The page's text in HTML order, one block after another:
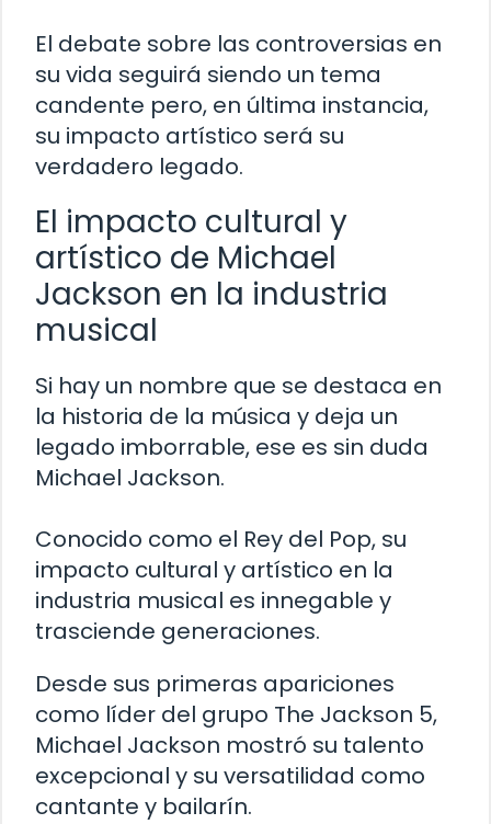
El debate sobre las controversias en
su vida seguirá siendo un tema
candente pero, en última instancia,
su impacto artístico será su
verdadero legado.
El impacto cultural y
artístico de Michael
Jackson en la industria
musical
Si hay un nombre que se destaca en
la historia de la música y deja un
legado imborrable, ese es sin duda
Michael Jackson.
Conocido como el Rey del Pop, su
impacto cultural y artístico en la
industria musical es innegable y
trasciende generaciones.
Desde sus primeras apariciones
como líder del grupo The Jackson 5,
Michael Jackson mostró su talento
excepcional y su versatilidad como
cantante y bailarín.